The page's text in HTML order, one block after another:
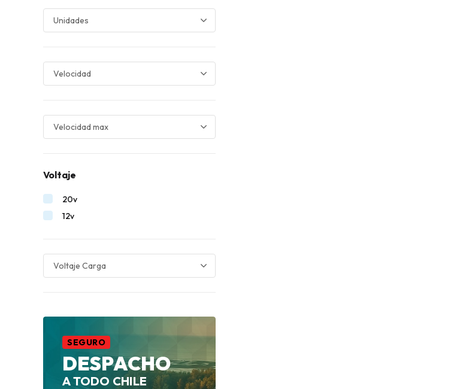
Voltaje
20v
12v
SEGURO
DESPACHO
A TODO CHILE